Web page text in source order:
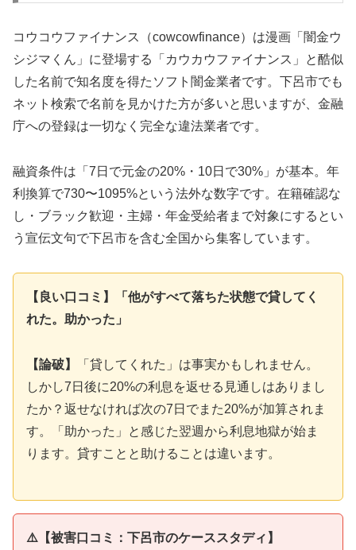
コウコウファイナンス（cowcowfinance）は漫画「闇金ウ
シジマくん」に登場する「カウカウファイナンス」と酷似
した名前で知名度を得たソフト闇金業者です。下呂市でも
ネット検索で名前を見かけた方が多いと思いますが、金融
庁への登録は一切なく完全な違法業者です。
融資条件は「7日で元金の20%・10日で30%」が基本。年
利換算で730〜1095%という法外な数字です。在籍確認な
し・ブラック歓迎・主婦・年金受給者まで対象にするとい
う宣伝文句で下呂市を含む全国から集客しています。
【良い口コミ】「他がすべて落ちた状態で貸してく
れた。助かった」
【論破】
「貸してくれた」は事実かもしれません。
しかし7日後に20%の利息を返せる見通しはありまし
たか？返せなければ次の7日でまた20%が加算されま
す。「助かった」と感じた翌週から利息地獄が始ま
ります。貸すことと助けることは違います。
⚠️【被害口コミ：下呂市のケーススタディ】